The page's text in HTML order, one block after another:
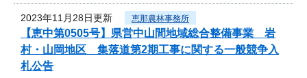
2023年11月28日更新 恵那農林事務所
【恵中第0505号】県営中山間地域総合整備事業 岩
村・山岡地区 集落道第2期工事に関する一般競争入
札公告